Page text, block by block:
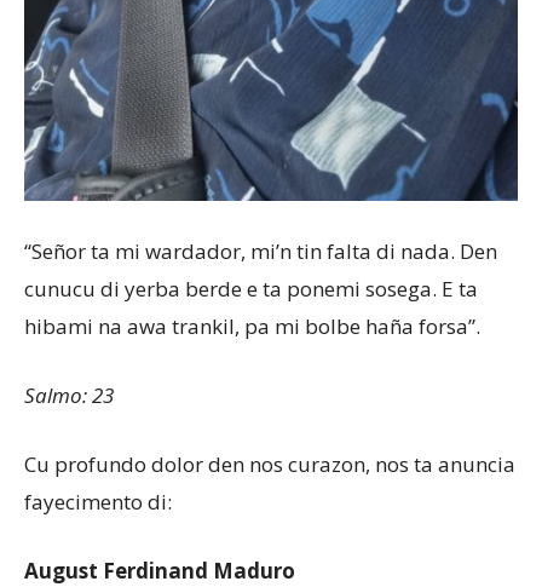
“Señor ta mi wardador, mi’n tin falta di nada. Den
cunucu di yerba berde e ta ponemi sosega. E ta
hibami na awa trankil, pa mi bolbe haña forsa”.
Salmo: 23
Cu profundo dolor den nos curazon, nos ta anuncia
fayecimento di:
August Ferdinand Maduro